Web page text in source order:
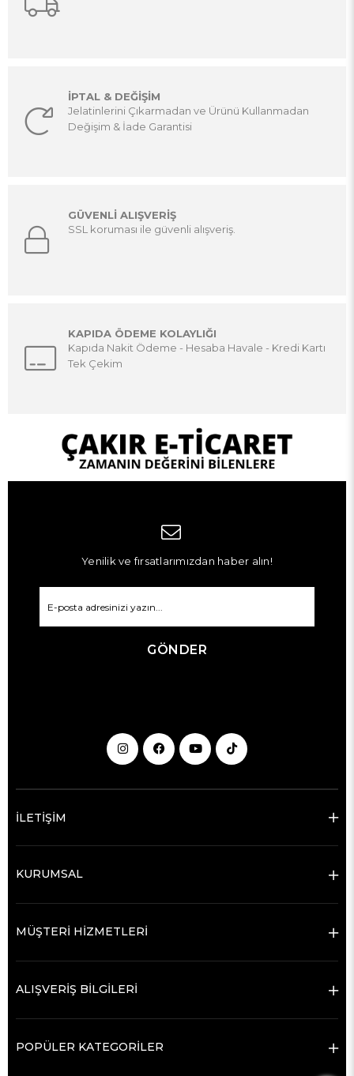
İPTAL & DEĞİŞİM
Jelatinlerini Çıkarmadan ve Ürünü Kullanmadan
Değişim & İade Garantisi
GÜVENLİ ALIŞVERİŞ
SSL koruması ile güvenli alışveriş.
KAPIDA ÖDEME KOLAYLIĞI
Kapıda Nakit Ödeme - Hesaba Havale - Kredi Kartı
Tek Çekim
Yenilik ve fırsatlarımızdan haber alın!
GÖNDER
İLETİŞİM
KURUMSAL
MÜŞTERİ HİZMETLERİ
ALIŞVERİŞ BİLGİLERİ
POPÜLER KATEGORİLER